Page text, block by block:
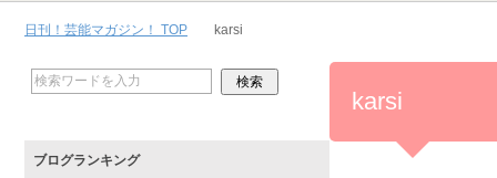
日刊！芸能マガジン！ TOP karsi
karsi
ブログランキング